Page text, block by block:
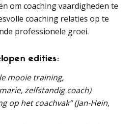
om coaching vaardigheden te
coaching relaties op te
professionele groei.
edities:
mooie training,
zelfstandig coach)
op het coachvak” (Jan-Hein,